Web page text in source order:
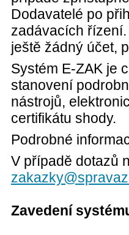
Dodavatelé po
zadávacích
ještě žádný účet,
Systém E-ZAK je
stanovení
nástrojů,
certifikátu shody.
Podrobné
V případě dotazů
Zavedení